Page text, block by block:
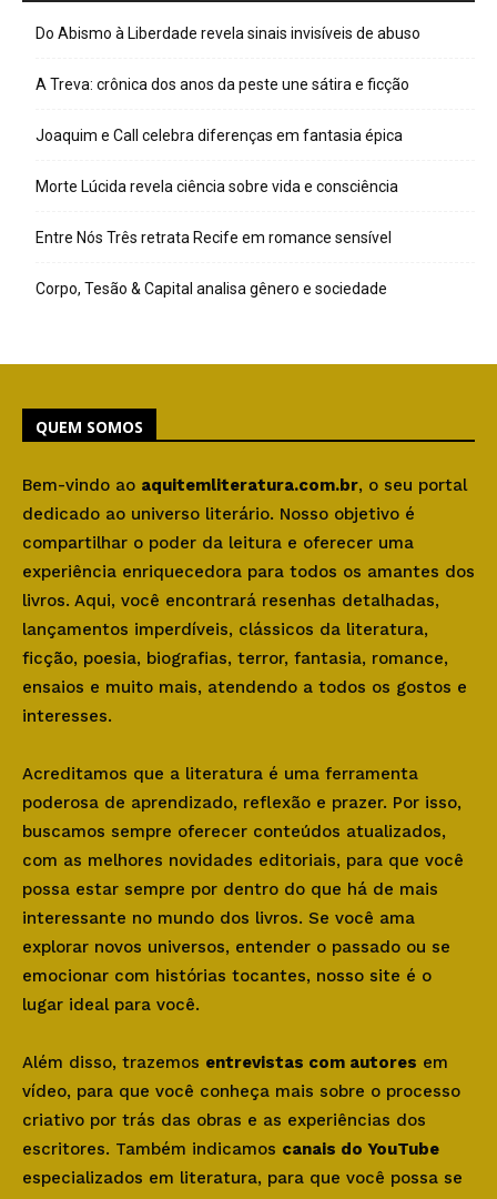
Do Abismo à Liberdade revela sinais invisíveis de abuso
A Treva: crônica dos anos da peste une sátira e ficção
Joaquim e Call celebra diferenças em fantasia épica
Morte Lúcida revela ciência sobre vida e consciência
Entre Nós Três retrata Recife em romance sensível
Corpo, Tesão & Capital analisa gênero e sociedade
QUEM SOMOS
Bem-vindo ao aquitemliteratura.com.br, o seu portal
dedicado ao universo literário. Nosso objetivo é
compartilhar o poder da leitura e oferecer uma
experiência enriquecedora para todos os amantes dos
livros. Aqui, você encontrará resenhas detalhadas,
lançamentos imperdíveis, clássicos da literatura,
ficção, poesia, biografias, terror, fantasia, romance,
ensaios e muito mais, atendendo a todos os gostos e
interesses.
Acreditamos que a literatura é uma ferramenta
poderosa de aprendizado, reflexão e prazer. Por isso,
buscamos sempre oferecer conteúdos atualizados,
com as melhores novidades editoriais, para que você
possa estar sempre por dentro do que há de mais
interessante no mundo dos livros. Se você ama
explorar novos universos, entender o passado ou se
emocionar com histórias tocantes, nosso site é o
lugar ideal para você.
Além disso, trazemos entrevistas com autores em
vídeo, para que você conheça mais sobre o processo
criativo por trás das obras e as experiências dos
escritores. Também indicamos canais do YouTube
especializados em literatura, para que você possa se